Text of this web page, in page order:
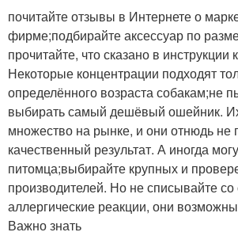
почитайте отзывы в Интернете о
фирме;подбирайте аксессуар по
прочитайте, что сказано в инструкции
Некоторые концентрации подходят
определённого возраста собакам;не
выбирать самый дешёвый ошейник.
множество на рынке, и они отнюдь не
качественный результат. А иногда
питомца;выбирайте крупных и
производителей. Но не списывайте со
аллергические реакции, они
Важно знать